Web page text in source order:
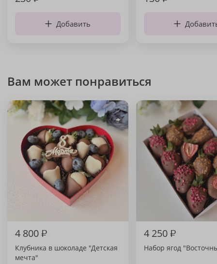
Добавить
Вам может понравиться
4 800₽
Клубника в шоколаде "Детская
мечта"
4 250₽
Набор ягод